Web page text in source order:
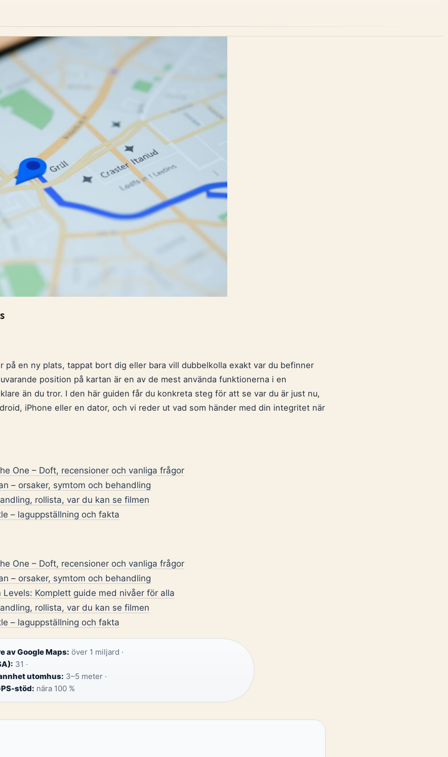
på en ny plats, tappat bort dig eller bara vill dubbelkolla exakt var du befinner
position på kartan är en av de mest använda funktionerna i en
än du tror. I den här guiden får du konkreta steg för att se var du är just nu,
iPhone eller en dator, och vi reder ut vad som händer med din integritet när
One – Doft, recensioner och vanliga frågor
– orsaker, symtom och behandling
rollista, var du kan se filmen
– laguppställning och fakta
One – Doft, recensioner och vanliga frågor
– orsaker, symtom och behandling
Levels: Komplett guide med nivåer för alla
rollista, var du kan se filmen
– laguppställning och fakta
av Google Maps: över 1 miljard ·
31 ·
utomhus: 3–5 meter ·
stöd: nära 100 %